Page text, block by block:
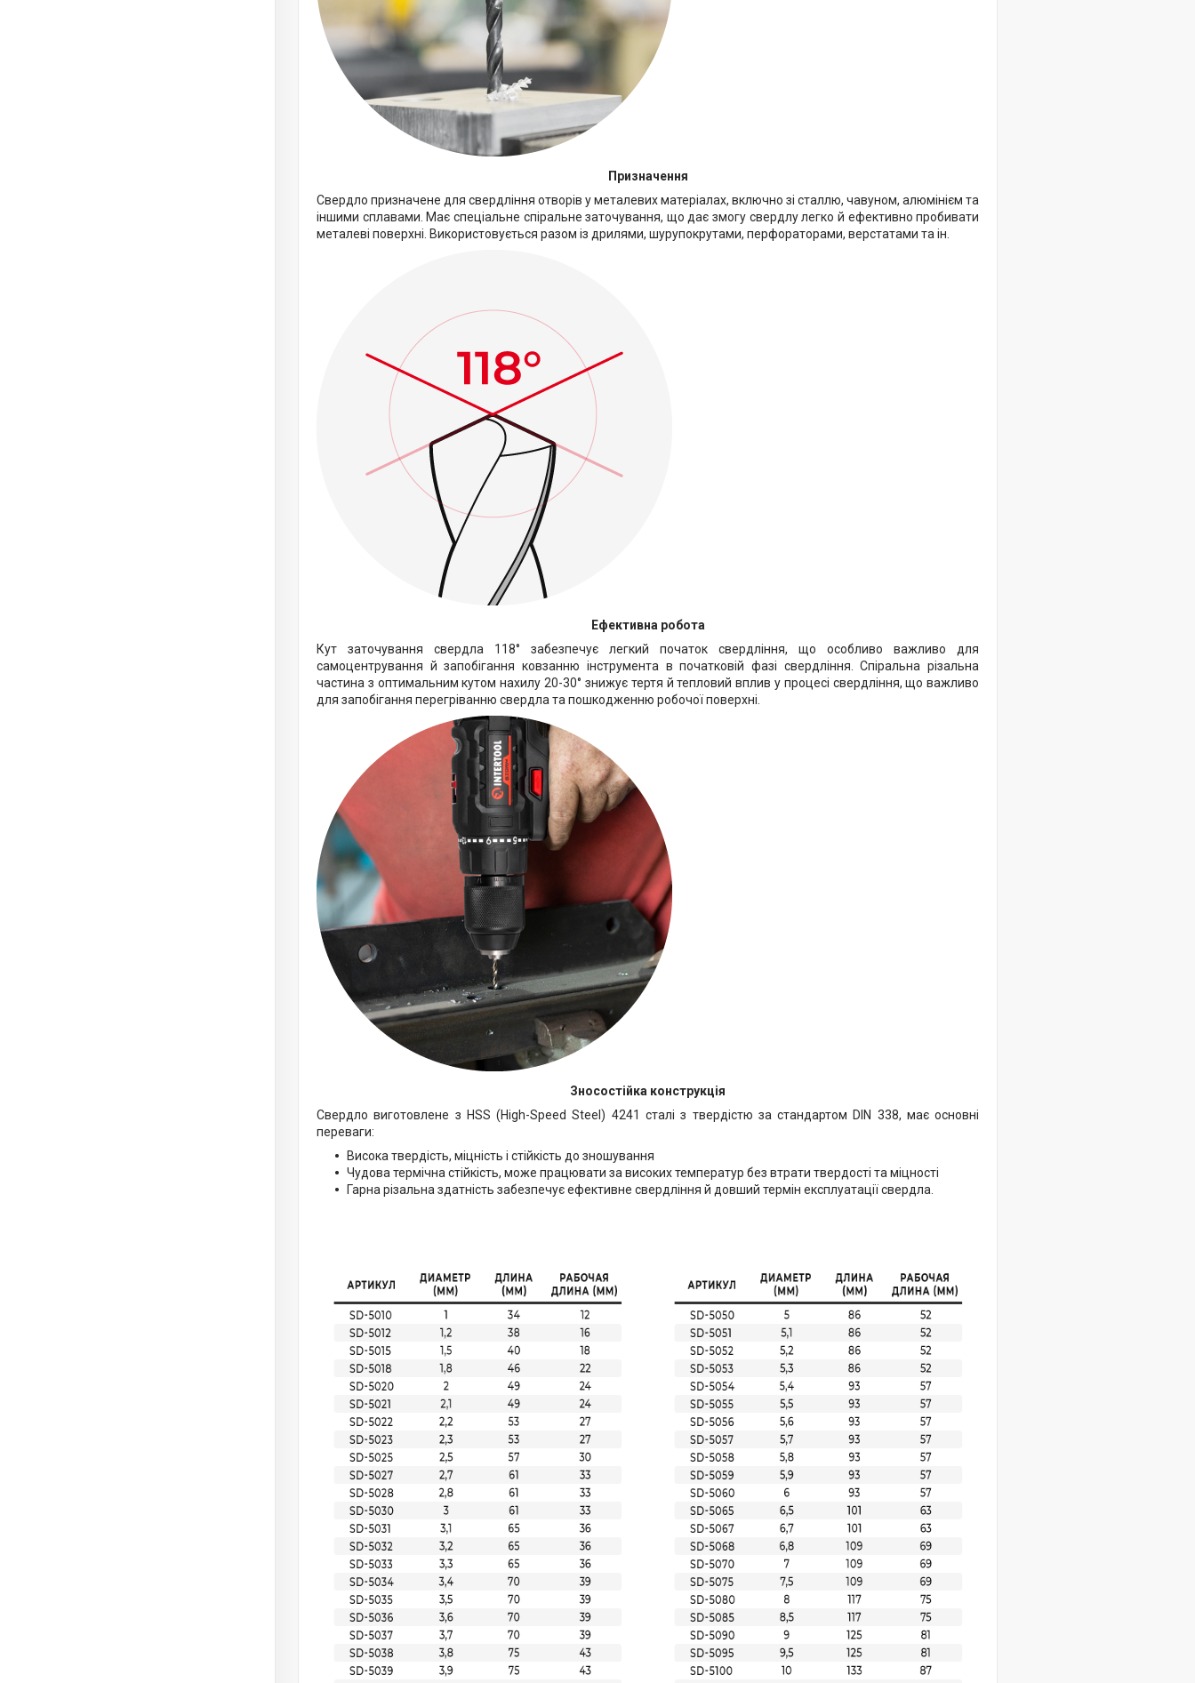
Призначення
Свердло призначене для свердління отворів у металевих матеріалах, включно зі сталлю, чавуном, алюмінієм та
іншими сплавами. Має спеціальне спіральне заточування, що дає змогу свердлу легко й ефективно пробивати
металеві поверхні. Використовується разом із дрилями, шурупокрутами, перфораторами, верстатами та ін.
Ефективна робота
Кут заточування свердла 118° забезпечує легкий початок свердління, що особливо важливо для
самоцентрування й запобігання ковзанню інструмента в початковій фазі свердління. Спіральна різальна
частина з оптимальним кутом нахилу 20-30° знижує тертя й тепловий вплив у процесі свердління, що важливо
для запобігання перегріванню свердла та пошкодженню робочої поверхні.
Зносостійка конструкція
Свердло виготовлене з HSS (High-Speed Steel) 4241 сталі з твердістю за стандартом DIN 338, має основні
переваги:
Висока твердість, міцність і стійкість до зношування
Чудова термічна стійкість, може працювати за високих температур без втрати твердості та міцності
Гарна різальна здатність забезпечує ефективне свердління й довший термін експлуатації свердла.